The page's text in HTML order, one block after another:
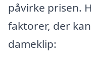
påvirke prisen.
faktorer, der
dameklip: